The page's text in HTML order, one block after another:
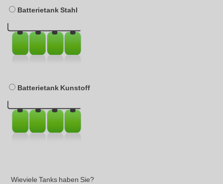
Batterietank Stahl
Batterietank Kunstoff
Wieviele Tanks haben Sie?